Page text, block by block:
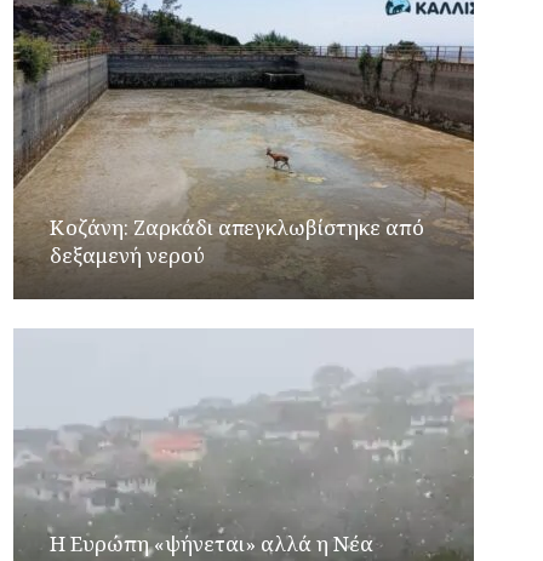
Κοζάνη: Ζαρκάδι απεγκλωβίστηκε από
δεξαμενή νερού
Η Ευρώπη «ψήνεται» αλλά η Νέα